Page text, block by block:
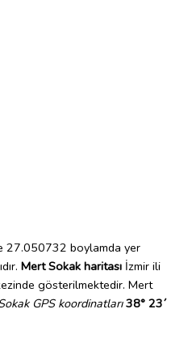
boylamda yer
Mert Sokak haritası İzmir ili
gösterilmektedir. Mert
GPS koordinatları 38° 23´